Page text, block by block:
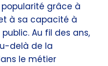
grâce à
à sa capacité à
Au fil des ans,
delà de la
le métier